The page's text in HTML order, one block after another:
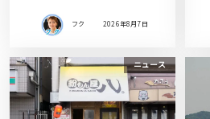
フク 2026年8月7日
ニュース